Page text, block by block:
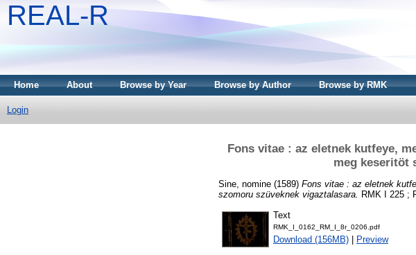
REAL-R
Home About Browse by Year Browse by Author Browse by RMK
Login
Fons vitae : az eletnek kutfeye,
meg keseritöt
Sine, nomine (1589) Fons vitae : az eletnek
szomoru szüveknek vigaztalasara. RMK I 225 ;
Text
RMK_I_0162_RM_I_8r_0206.pdf
Download (156MB) Preview